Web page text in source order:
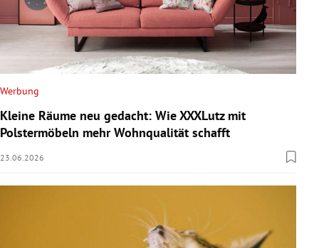
Werbung
Kleine Räume neu gedacht: Wie XXXLutz mit
Polstermöbeln mehr Wohnqualität schafft
23.06.2026